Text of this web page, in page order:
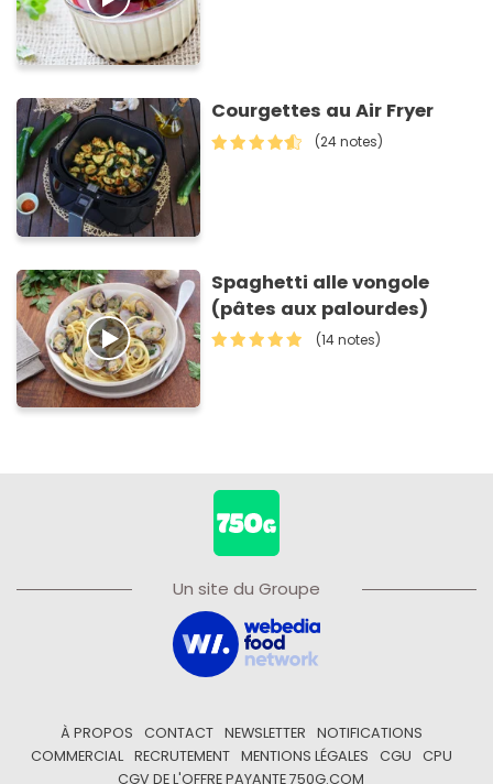
Courgettes au Air Fryer
(24 notes)
Spaghetti alle vongole
(pâtes aux palourdes)
(14 notes)
Un site du Groupe
À PROPOS CONTACT NEWSLETTER
NOTIFICATIONS
COMMERCIAL
RECRUTEMENT MENTIONS LÉGALES CGU
CPU
CGV DE L'OFFRE PAYANTE 750G.COM